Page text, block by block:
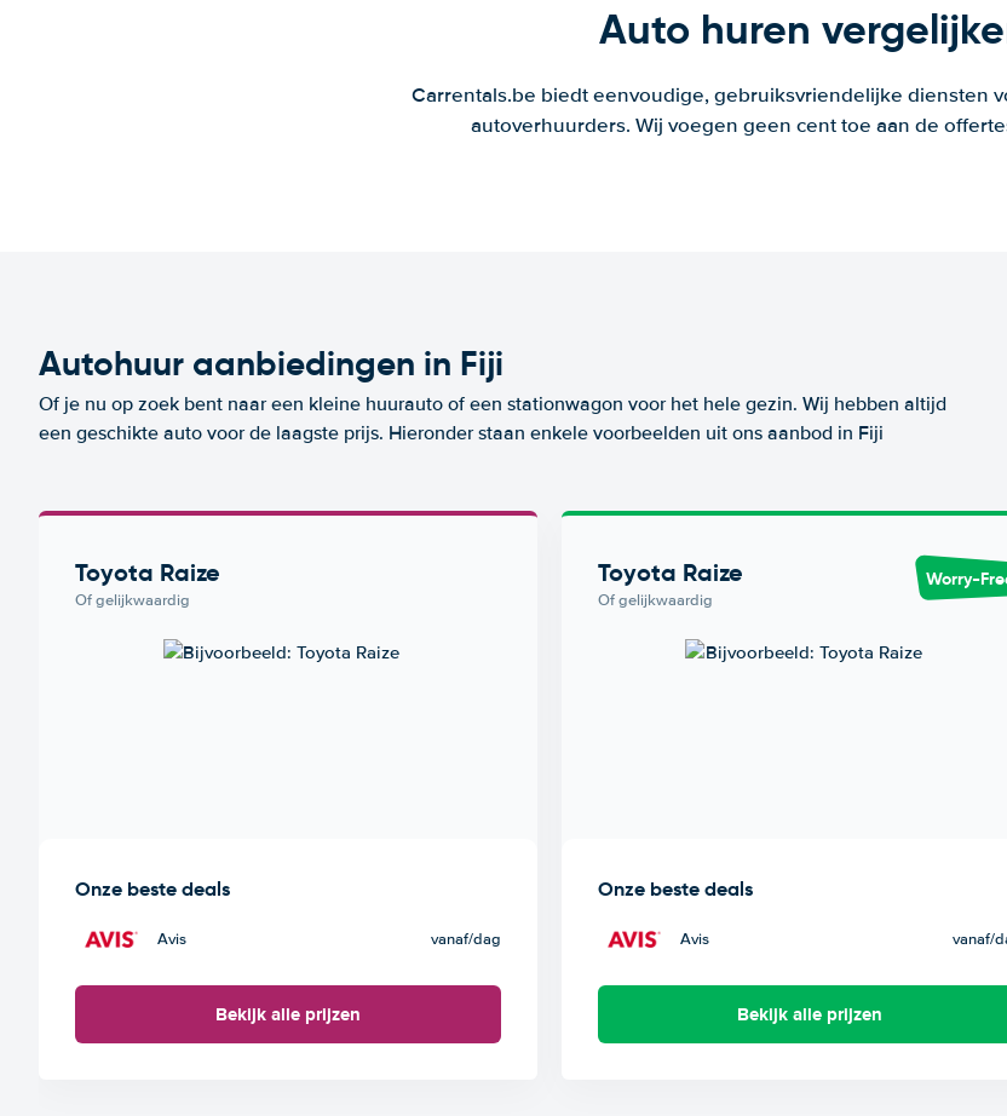
Auto huren
Carrentals.be biedt eenvoudige, gebruiksvriendelijke diensten
autoverhuurders. Wij voegen geen cent toe aan de
Autohuur aanbiedingen in Fiji
Of je nu op zoek bent naar een kleine huurauto of een stationwagon voor het hele gezin. Wij hebben altijd
een geschikte auto voor de laagste prijs. Hieronder staan enkele voorbeelden uit ons aanbod in Fiji
Toyota Raize
Of gelijkwaardig
Onze beste deals
Avis vanaf/dag
Bekijk alle prijzen
Toyota Raize
Of gelijkwaardig
Worry-
Onze beste deals
Avis vanaf/
Bekijk alle prijzen